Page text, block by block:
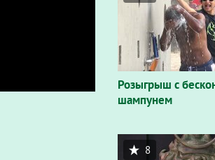
Розыгрыш с
шампунем
8